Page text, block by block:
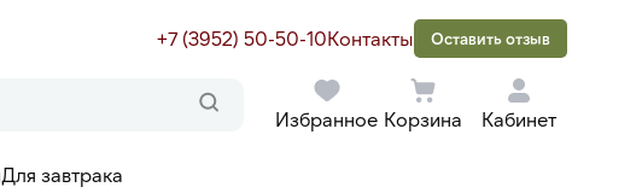
+7 (3952) 50-50-10Контакты Оставить отзыв
Избранное Корзина Кабинет
Для завтрака